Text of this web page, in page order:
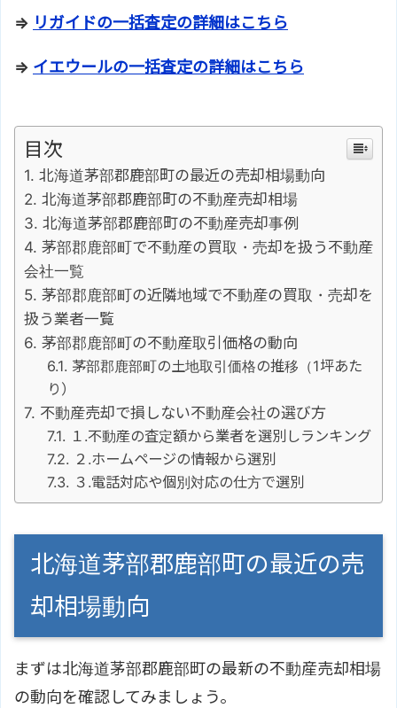
⇒ リガイドの一括査定の詳細はこちら
⇒ イエウールの一括査定の詳細はこちら
目次
北海道茅部郡鹿部町の最近の売却相場動向
北海道茅部郡鹿部町の不動産売却相場
北海道茅部郡鹿部町の不動産売却事例
茅部郡鹿部町で不動産の買取・売却を扱う不動産
会社一覧
茅部郡鹿部町の近隣地域で不動産の買取・売却を
扱う業者一覧
茅部郡鹿部町の不動産取引価格の動向
茅部郡鹿部町の土地取引価格の推移（1坪あた
り）
不動産売却で損しない不動産会社の選び方
１.不動産の査定額から業者を選別しランキング
２.ホームページの情報から選別
３.電話対応や個別対応の仕方で選別
北海道茅部郡鹿部町の最近の売
却相場動向
まずは北海道茅部郡鹿部町の最新の不動産売却相場
の動向を確認してみましょう。